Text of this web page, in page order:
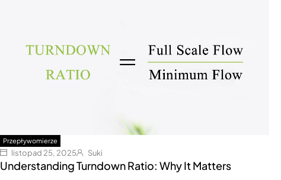
Przepływomierze
listopad 25, 2025 Suki
Understanding Turndown Ratio: Why It Matters